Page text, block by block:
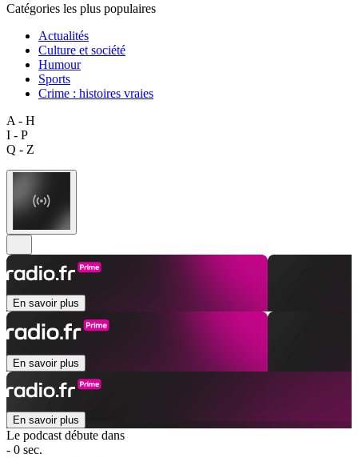
Catégories les plus populaires
Actualités
Culture et société
Humour
Sports
Crime : histoires vraies
A - H
I - P
Q - Z
En savoir plus
En savoir plus
En savoir plus
Le podcast débute dans
- 0 sec.